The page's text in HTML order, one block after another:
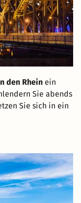
den Rhein ein
Sie abends
Sie sich in ein